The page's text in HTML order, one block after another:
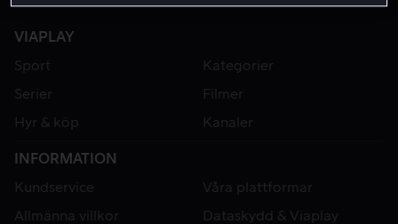
VIAPLAY
Sport
Kategorier
Serier
Filmer
Hyr & köp
Kanaler
INFORMATION
Kundservice
Våra plattformar
Allmänna villkor
Dataskydd & Viaplay